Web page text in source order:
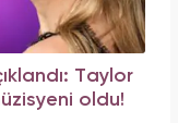
Taylor
oldu!